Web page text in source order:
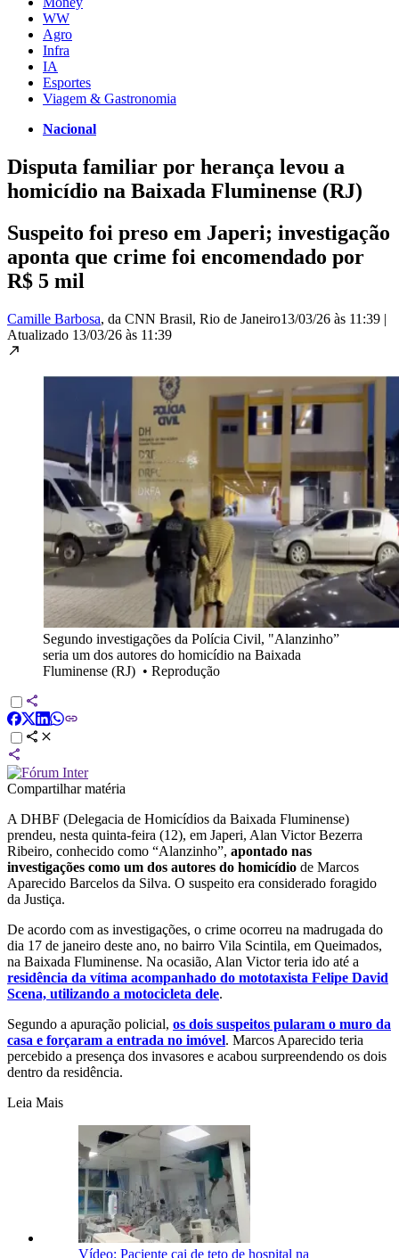
WW
Agro
Infra
IA
Esportes
Viagem & Gastronomia
Nacional
Disputa familiar por herança levou a
homicídio na Baixada Fluminense (RJ)
Suspeito foi preso em Japeri; investigação
aponta que crime foi encomendado por
R$ 5 mil
Camille Barbosa, da CNN Brasil, Rio de Janeiro13/03/26 às 11:39 |
Atualizado 13/03/26 às 11:39
Segundo investigações da Polícia Civil, "Alanzinho”
seria um dos autores do homicídio na Baixada
Fluminense (RJ) • Reprodução
Compartilhar matéria
A DHBF (Delegacia de Homicídios da Baixada Fluminense)
prendeu, nesta quinta-feira (12), em Japeri, Alan Victor Bezerra
Ribeiro, conhecido como “Alanzinho”, apontado nas
investigações como um dos autores do homicídio de Marcos
Aparecido Barcelos da Silva. O suspeito era considerado foragido
da Justiça.
De acordo com as investigações, o crime ocorreu na madrugada do
dia 17 de janeiro deste ano, no bairro Vila Scintila, em Queimados,
na Baixada Fluminense. Na ocasião, Alan Victor teria ido até a
residência da vítima acompanhado do mototaxista Felipe David
Scena, utilizando a motocicleta dele.
Segundo a apuração policial, os dois suspeitos pularam o muro da
casa e forçaram a entrada no imóvel. Marcos Aparecido teria
percebido a presença dos invasores e acabou surpreendendo os dois
dentro da residência.
Leia Mais
Vídeo: Paciente cai de teto de hospital na